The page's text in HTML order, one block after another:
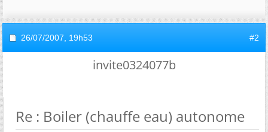
26/07/2007, 19h53 #2
invite0324077b
Re : Boiler (chauffe eau) autonome